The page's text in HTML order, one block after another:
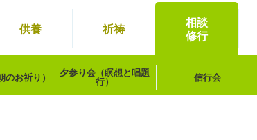
供養 祈祷
相談
修行
のお祈り） 夕参り会（瞑想と唱題
行）
信行会